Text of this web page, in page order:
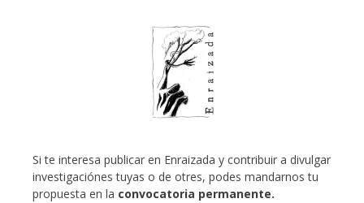
Si te interesa publicar en Enraizada y contribuir a divulgar
investigaciónes tuyas o de otres, podes mandarnos tu
propuesta en la convocatoria permanente.